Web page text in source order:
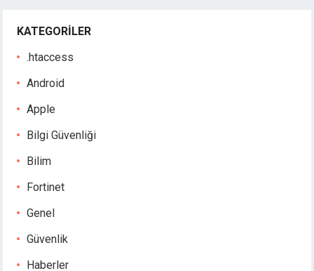
KATEGORILER
.htaccess
Android
Apple
Bilgi Güvenliği
Bilim
Fortinet
Genel
Güvenlik
Haberler